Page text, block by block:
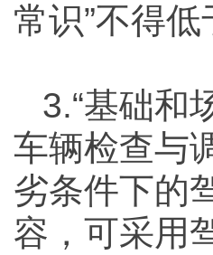
常识”不得低
3.“基础和
车辆检查与
劣条件下的
容，可采用